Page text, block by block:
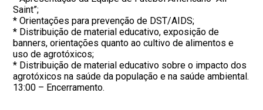
Saint”;
* Orientações para prevenção de DST/AIDS;
* Distribuição de material educativo, exposição de
banners, orientações quanto ao cultivo de alimentos e
uso de agrotóxicos;
* Distribuição de material educativo sobre o impacto dos
agrotóxicos na saúde da população e na saúde ambiental.
13:00 – Encerramento.